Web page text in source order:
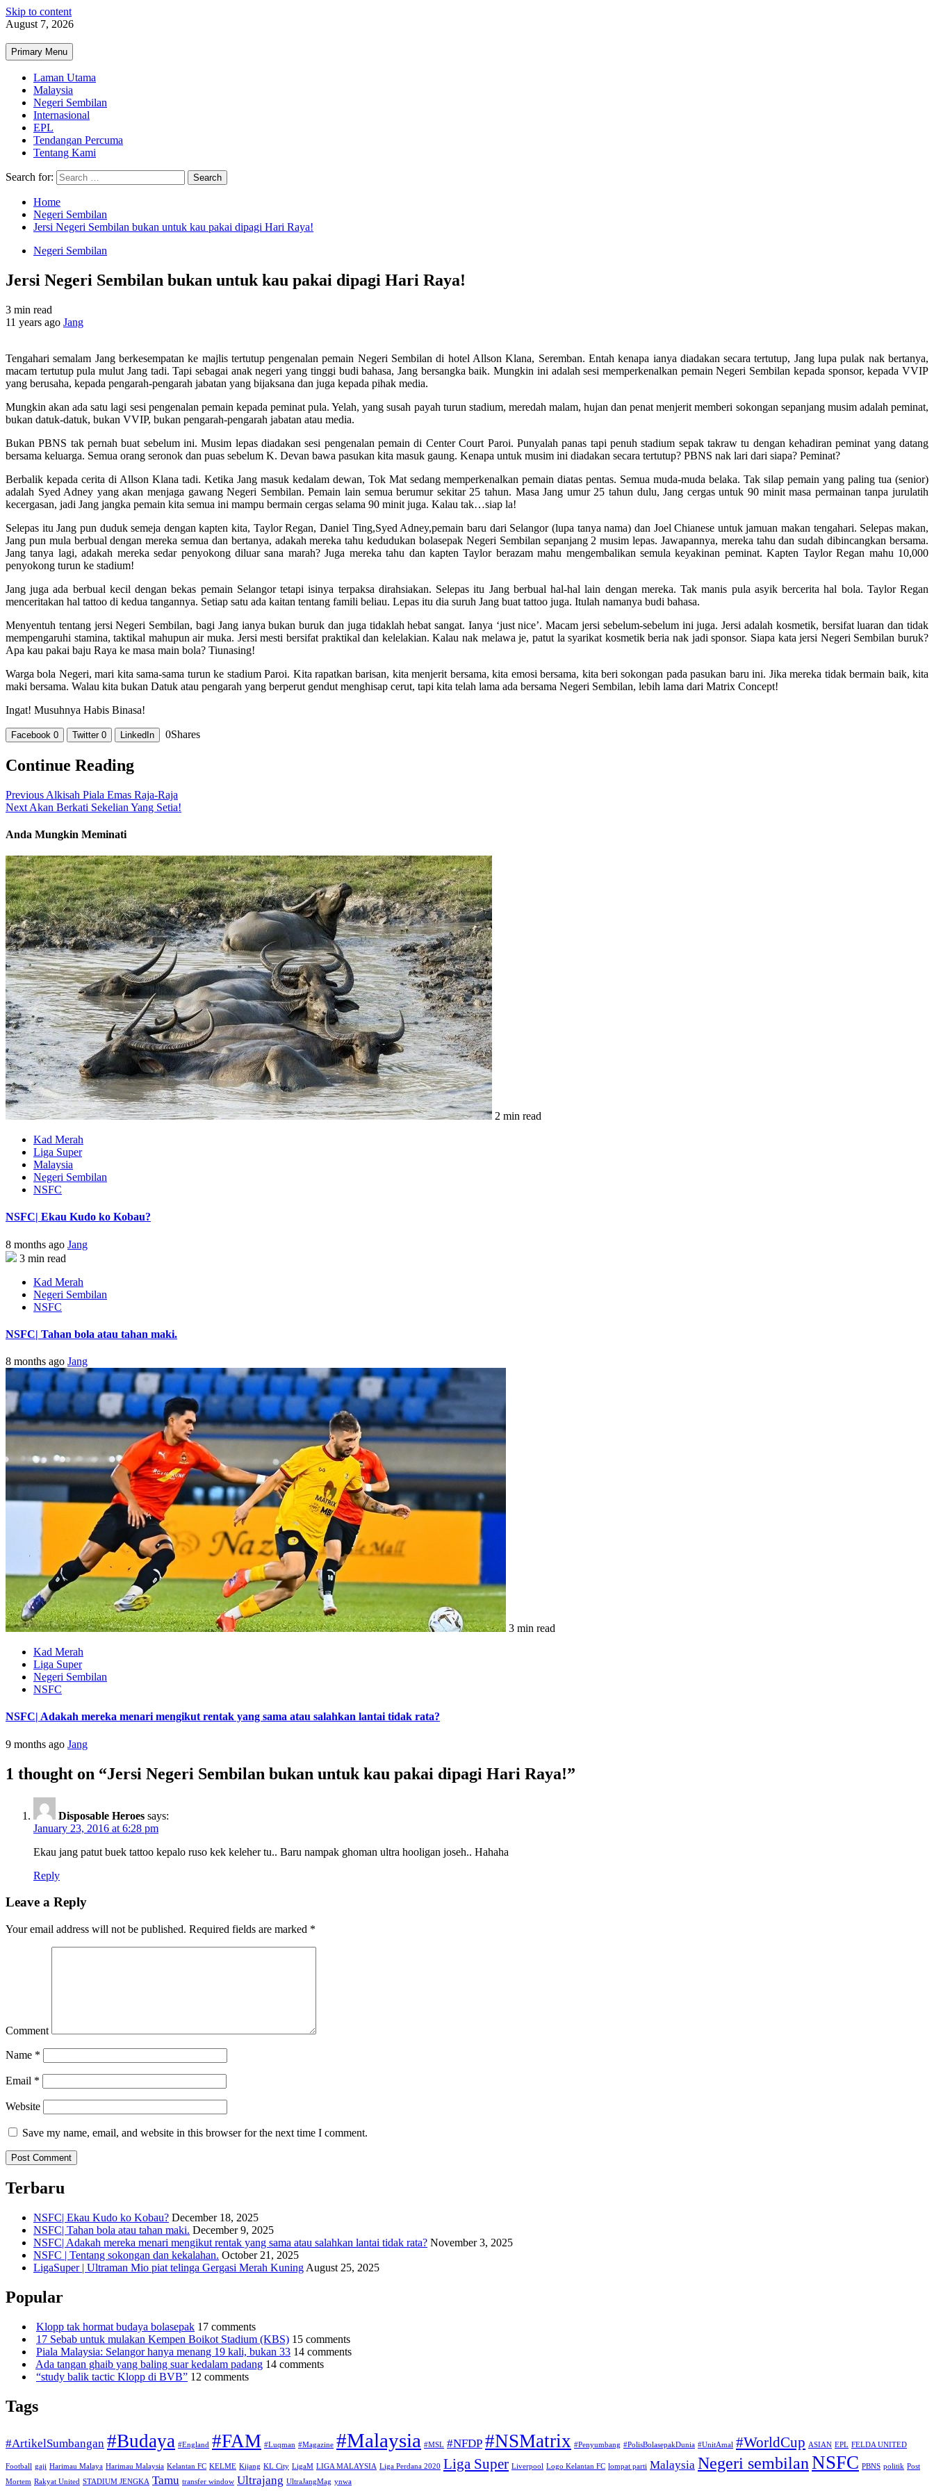
Skip to content
August 7, 2026
Primary Menu
Laman Utama
Malaysia
Negeri Sembilan
Internasional
EPL
Tendangan Percuma
Tentang Kami
Search for:
Home
Negeri Sembilan
Jersi Negeri Sembilan bukan untuk kau pakai dipagi Hari Raya!
Negeri Sembilan
Jersi Negeri Sembilan bukan untuk kau pakai dipagi Hari Raya!
3 min read
11 years ago Jang
Tengahari semalam Jang berkesempatan ke majlis tertutup pengenalan pemain Negeri Sembilan di hotel Allson Klana, Seremban. Entah kenapa ianya diadakan secara tertutup, Jang lupa pulak nak bertanya,
macam tertutup pula mulut Jang tadi. Tapi sebagai anak negeri yang tinggi budi bahasa, Jang bersangka baik. Mungkin ini adalah sesi memperkenalkan pemain Negeri Sembilan kepada sponsor, kepada VVIP
yang berusaha, kepada pengarah-pengarah jabatan yang bijaksana dan juga kepada pihak media.
Mungkin akan ada satu lagi sesi pengenalan pemain kepada peminat pula. Yelah, yang susah payah turun stadium, meredah malam, hujan dan penat menjerit memberi sokongan sepanjang musim adalah peminat,
bukan datuk-datuk, bukan VVIP, bukan pengarah-pengarah jabatan atau media.
Bukan PBNS tak pernah buat sebelum ini. Musim lepas diadakan sesi pengenalan pemain di Center Court Paroi. Punyalah panas tapi penuh stadium sepak takraw tu dengan kehadiran peminat yang datang
bersama keluarga. Semua orang seronok dan puas sebelum K. Devan bawa pasukan kita masuk gaung. Kenapa untuk musim ini diadakan secara tertutup? PBNS nak lari dari siapa? Peminat?
Berbalik kepada cerita di Allson Klana tadi. Ketika Jang masuk kedalam dewan, Tok Mat sedang memperkenalkan pemain diatas pentas. Semua muda-muda belaka. Tak silap pemain yang paling tua (senior)
adalah Syed Adney yang akan menjaga gawang Negeri Sembilan. Pemain lain semua berumur sekitar 25 tahun. Masa Jang umur 25 tahun dulu, Jang cergas untuk 90 minit masa permainan tanpa jurulatih
kecergasan, jadi Jang jangka pemain kita semua ini mampu bermain cergas selama 90 minit juga. Kalau tak…siap la!
Selepas itu Jang pun duduk semeja dengan kapten kita, Taylor Regan, Daniel Ting,Syed Adney,pemain baru dari Selangor (lupa tanya nama) dan Joel Chianese untuk jamuan makan tengahari. Selepas makan,
Jang pun mula berbual dengan mereka semua dan bertanya, adakah mereka tahu kedudukan bolasepak Negeri Sembilan sepanjang 2 musim lepas. Jawapannya, mereka tahu dan sudah dibincangkan bersama.
Jang tanya lagi, adakah mereka sedar penyokong diluar sana marah? Juga mereka tahu dan kapten Taylor berazam mahu mengembalikan semula keyakinan peminat. Kapten Taylor Regan mahu 10,000
penyokong turun ke stadium!
Jang juga ada berbual kecil dengan bekas pemain Selangor tetapi isinya terpaksa dirahsiakan. Selepas itu Jang berbual hal-hal lain dengan mereka. Tak manis pula asyik bercerita hal bola. Taylor Regan
menceritakan hal tattoo di kedua tangannya. Setiap satu ada kaitan tentang famili beliau. Lepas itu dia suruh Jang buat tattoo juga. Itulah namanya budi bahasa.
Menyentuh tentang jersi Negeri Sembilan, bagi Jang ianya bukan buruk dan juga tidaklah hebat sangat. Ianya ‘just nice’. Macam jersi sebelum-sebelum ini juga. Jersi adalah kosmetik, bersifat luaran dan tidak
mempengaruhi stamina, taktikal mahupun air muka. Jersi mesti bersifat praktikal dan kelelakian. Kalau nak melawa je, patut la syarikat kosmetik beria nak jadi sponsor. Siapa kata jersi Negeri Sembilan buruk?
Apa kau pakai baju Raya ke masa main bola? Tiunasing!
Warga bola Negeri, mari kita sama-sama turun ke stadium Paroi. Kita rapatkan barisan, kita menjerit bersama, kita emosi bersama, kita beri sokongan pada pasukan baru ini. Jika mereka tidak bermain baik, kita
maki bersama. Walau kita bukan Datuk atau pengarah yang berperut gendut menghisap cerut, tapi kita telah lama ada bersama Negeri Sembilan, lebih lama dari Matrix Concept!
Ingat! Musuhnya Habis Binasa!
Facebook 0 Twitter 0 LinkedIn 0Shares
Continue Reading
Previous Alkisah Piala Emas Raja-Raja
Next Akan Berkati Sekelian Yang Setia!
Anda Mungkin Meminati
2 min read
Kad Merah
Liga Super
Malaysia
Negeri Sembilan
NSFC
NSFC| Ekau Kudo ko Kobau?
8 months ago Jang
3 min read
Kad Merah
Negeri Sembilan
NSFC
NSFC| Tahan bola atau tahan maki.
8 months ago Jang
3 min read
Kad Merah
Liga Super
Negeri Sembilan
NSFC
NSFC| Adakah mereka menari mengikut rentak yang sama atau salahkan lantai tidak rata?
9 months ago Jang
1 thought on “Jersi Negeri Sembilan bukan untuk kau pakai dipagi Hari Raya!”
Disposable Heroes says:
January 23, 2016 at 6:28 pm
Ekau jang patut buek tattoo kepalo ruso kek keleher tu.. Baru nampak ghoman ultra hooligan joseh.. Hahaha
Reply
Leave a Reply
Your email address will not be published. Required fields are marked *
Comment
Name *
Email *
Website
Save my name, email, and website in this browser for the next time I comment.
Terbaru
NSFC| Ekau Kudo ko Kobau? December 18, 2025
NSFC| Tahan bola atau tahan maki. December 9, 2025
NSFC| Adakah mereka menari mengikut rentak yang sama atau salahkan lantai tidak rata? November 3, 2025
NSFC | Tentang sokongan dan kekalahan. October 21, 2025
LigaSuper | Ultraman Mio piat telinga Gergasi Merah Kuning August 25, 2025
Popular
Klopp tak hormat budaya bolasepak 17 comments
17 Sebab untuk mulakan Kempen Boikot Stadium (KBS) 15 comments
Piala Malaysia: Selangor hanya menang 19 kali, bukan 33 14 comments
Ada tangan ghaib yang baling suar kedalam padang 14 comments
“study balik tactic Klopp di BVB” 12 comments
Tags
#ArtikelSumbangan #Budaya #England #FAM #Luqman #Magazine #Malaysia #MSL #NFDP #NSMatrix #Penyumbang #PolisBolasepakDunia #UnitAmal #WorldCup ASIAN EPL FELDA UNITED
Football gaji Harimau Malaya Harimau Malaysia Kelantan FC KELME Kijang KL City LigaM LIGA MALAYSIA Liga Perdana 2020 Liga Super Liverpool Logo Kelantan FC lompat parti Malaysia Negeri sembilanNSFC PBNS politik Post
Mortem Rakyat United STADIUM JENGKA Tamu transfer window Ultrajang UltraJangMag ynwa